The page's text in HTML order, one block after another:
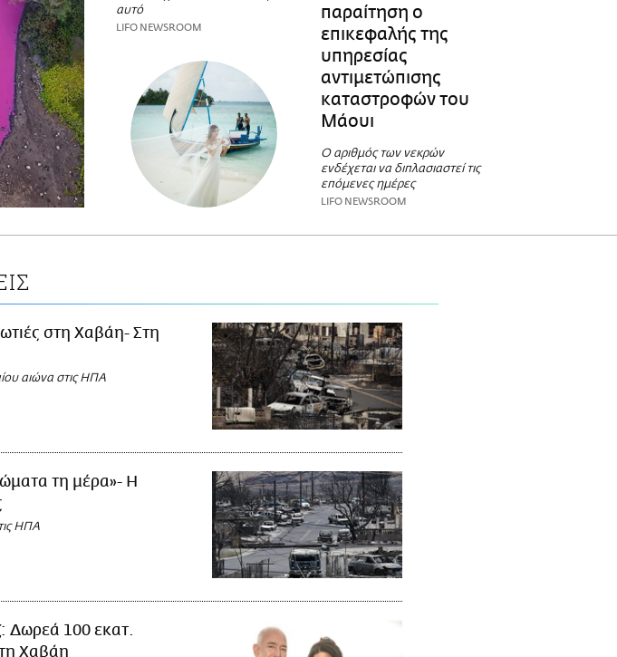
αυτό
LIFO NEWSROOM
παραίτηση ο
επικεφαλής της
υπηρεσίας
αντιμετώπισης
καταστροφών του
Μάουι
Ο αριθμός των νεκρών
ενδέχεται να διπλασιαστεί τις
επόμενες ημέρες
LIFO NEWSROOM
στη Χαβάη- Στη
αιώνα στις ΗΠΑ
τη μέρα»- Η
ΗΠΑ
Δωρεά 100 εκατ.
Χαβάη